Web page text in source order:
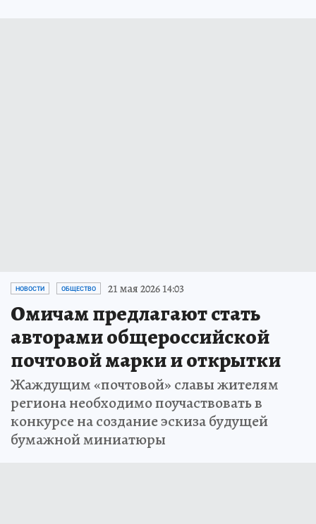
НОВОСТИ ОБЩЕСТВО 21 мая 2026 14:03
Омичам предлагают стать
авторами общероссийской
почтовой марки и открытки
Жаждущим «почтовой» славы жителям
региона необходимо поучаствовать в
конкурсе на создание эскиза будущей
бумажной миниатюры